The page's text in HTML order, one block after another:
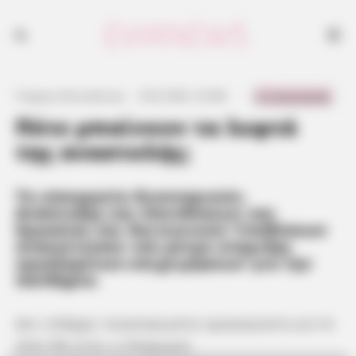
Πότε μπαίνουν τα λεφτά
της αναστολής;
Τα υπουργεία Οικονομικών,
Ανάπτυξης και Επενδύσεων και
Εργασίας και Κοινωνικών Υποθέσεων
εργαζομένων-επιχειρήσεων για την